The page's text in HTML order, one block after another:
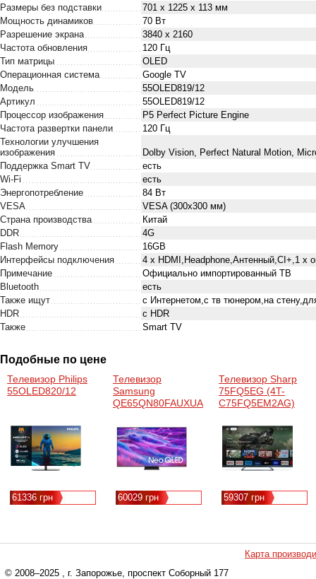
Размеры без подставки
701 x 1225 x 113 мм
Мощность динамиков
70 Вт
Разрешение экрана
3840 x 2160
Частота обновления
120 Гц
Тип матрицы
OLED
Операционная система
Google TV
Модель
55OLED819/12
Артикул
55OLED819/12
Процессор изображения
P5 Perfect Picture Engine
Частота развертки панели
120 Гц
Технологии улучшения
изображения
Dolby Vision, Perfect Natural Motion,
Поддержка Smart TV
есть
Wi-Fi
есть
Энергопотребление
84 Вт
VESA
VESA (300x300 мм)
Страна производства
Китай
DDR
4G
Flash Memory
16GB
Интерфейсы подключения
4 x HDMI,Headphone,Антенный,CI+,1 x
Примечание
Официально импортированный ТВ
Bluetooth
есть
Также ищут
с Интернетом,с тв тюнером,на
HDR
с HDR
Также
Smart TV
Подобные по цене
Телевизор Philips
55OLED820/12
61336 грн
Телевизор
Samsung
QE65QN80FAUXUA
60029 грн
Телевизор Sharp
75FQ5EG (4T-
C75FQ5EM2AG)
59307 грн
Карта
© 2008–2025 , г. Запорожье, проспект Соборный 177